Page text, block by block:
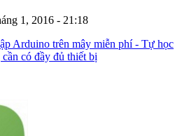
1, 2016 - 21:18
Arduino trên mây miễn phí - Tự học
có đầy đủ thiết bị